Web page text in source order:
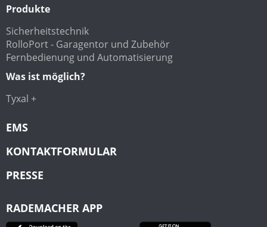
Produkte
Sicherheitstechnik
RolloPort - Garagentor und Zubehör
Fernbedienung und Automatisierung
Was ist möglich?
Tyxal +
EMS
KONTAKTFORMULAR
PRESSE
RADEMACHER APP